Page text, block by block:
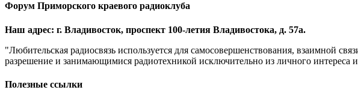
Форум Приморского краевого радиоклуба
Наш адрес: г. Владивосток, проспект 100-летия Владивостока, д. 57а.
"Любительская радиосвязь используется для самосовершенствования, взаимной
разрешение и занимающимися радиотехникой исключительно из личного интереса
Полезные ссылки